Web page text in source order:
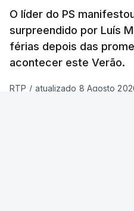
O líder do PS
surpreendido por Luís
férias depois das
acontecer este Verão.
RTP / atualizado 8 Agosto